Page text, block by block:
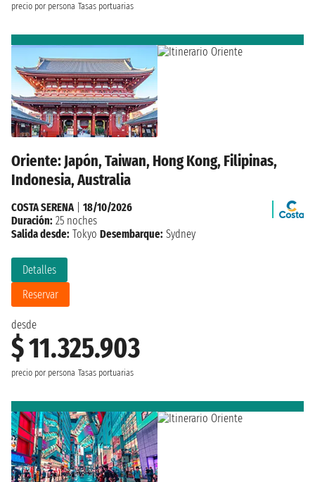
precio por persona Tasas portuarias
Oriente: Japón, Taiwan, Hong Kong, Filipinas,
Indonesia, Australia
desde
$ 11.325.903
precio por persona Tasas portuarias
Detalles
Reservar
COSTA SERENA
18/10/2026
Duración: 25 noches
Salida desde: Tokyo Desembarque: Sydney